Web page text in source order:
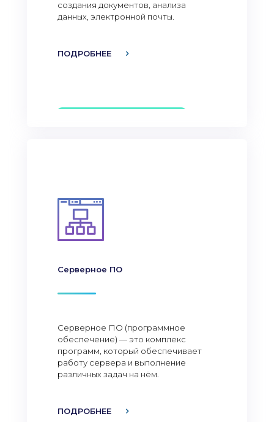
создания документов, анализа
данных, электронной почты.
ПОДРОБНЕЕ
Серверное ПО
Серверное ПО (программное
обеспечение) — это комплекс
программ, который обеспечивает
работу сервера и выполнение
различных задач на нём.
ПОДРОБНЕЕ